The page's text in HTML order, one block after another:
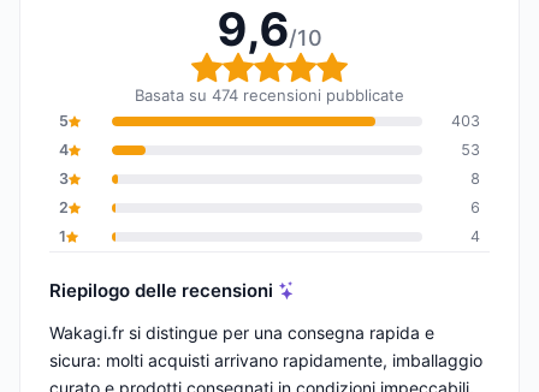
9,6/10
Valutazione globale:
Basata su 474 recensioni pubblicate
5
403
4
53
3
8
2
6
1
4
Riepilogo delle recensioni
Wakagi.fr si distingue per una consegna rapida e
sicura: molti acquisti arrivano rapidamente, imballaggio